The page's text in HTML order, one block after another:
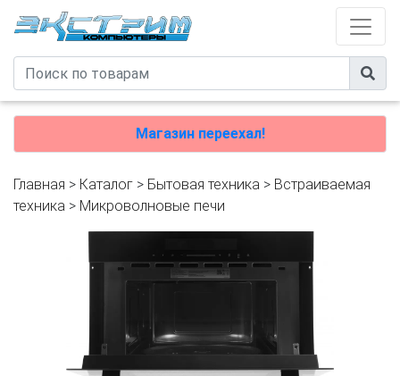
Магазин переехал!
Главная > Каталог > Бытовая техника > Встраиваемая
техника > Микроволновые печи